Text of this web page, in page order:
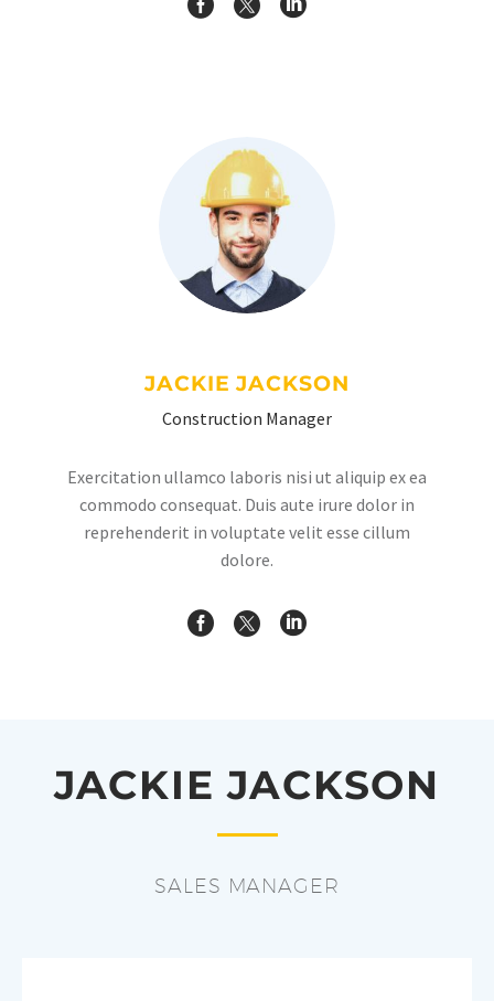
JACKIE JACKSON
Construction Manager
Exercitation ullamco laboris nisi ut aliquip ex ea
commodo consequat. Duis aute irure dolor in
reprehenderit in voluptate velit esse cillum
dolore.
JACKIE JACKSON
SALES MANAGER